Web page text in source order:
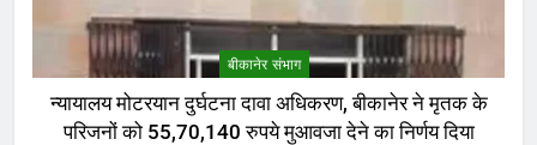
बीकानेर संभाग
न्यायालय मोटरयान दुर्घटना दावा अधिकरण, बीकानेर ने मृतक के
परिजनों को 55,70,140 रुपये मुआवजा देने का निर्णय दिया